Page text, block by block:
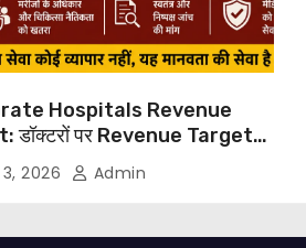
Hospitals Revenue
डॉक्टरों पर Revenue Targets
DMA India का बड़ा कदम,
Suo Motu जांच की मांग
2026 Admin